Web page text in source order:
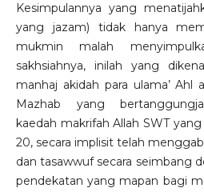
Kesimpulannya yang
yang jazam) tidak hanya
mukmin malah
sakhsiahnya, inilah yang
manhaj akidah para ulama’ Ahl
Mazhab yang
kaedah makrifah Allah SWT
20, secara implisit telah
dan tasawwuf secara seimbang
pendekatan yang mapan bagi